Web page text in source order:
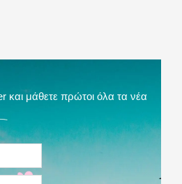
και μάθετε πρώτοι όλα τα νέα